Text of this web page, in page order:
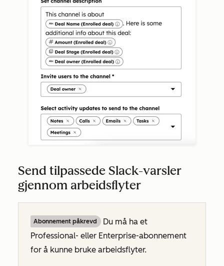
Send tilpassede Slack-varsler
gjennom arbeidsflyter
Abonnement påkrevd
Du må ha et
Professional- eller Enterprise-abonnement
for å kunne bruke arbeidsflyter.